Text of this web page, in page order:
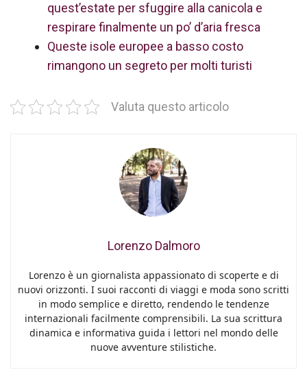
quest’estate per sfuggire alla canicola e
respirare finalmente un po’ d’aria fresca
Queste isole europee a basso costo
rimangono un segreto per molti turisti
Valuta questo articolo
Lorenzo Dalmoro
Lorenzo è un giornalista appassionato di scoperte e di
nuovi orizzonti. I suoi racconti di viaggi e moda sono scritti
in modo semplice e diretto, rendendo le tendenze
internazionali facilmente comprensibili. La sua scrittura
dinamica e informativa guida i lettori nel mondo delle
nuove avventure stilistiche.